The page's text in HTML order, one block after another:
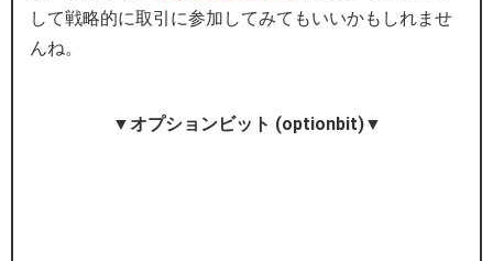
して戦略的に取引に参加してみてもいいかもしれませ
んね。
▼オプションビット (optionbit)▼